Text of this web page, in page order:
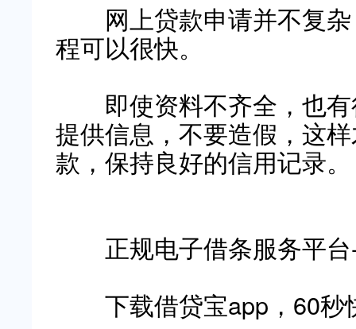
网上贷款申请并不复杂
程可以很快。
即使资料不齐全，也有
提供信息，不要造假，这
款，保持良好的信用记录。
正规电子借条服务平
下载借贷宝app，60秒